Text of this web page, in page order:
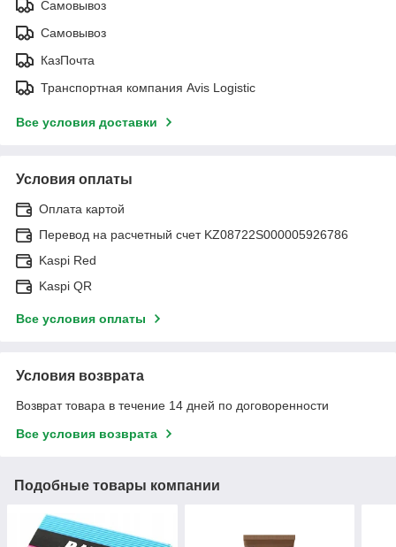
Самовывоз
Самовывоз
КазПочта
Транспортная компания Avis Logistic
Все условия доставки
Условия оплаты
Оплата картой
Перевод на расчетный счет KZ08722S000005926786
Kaspi Red
Kaspi QR
Все условия оплаты
Условия возврата
Возврат товара в течение 14 дней по договоренности
Все условия возврата
Подобные товары компании